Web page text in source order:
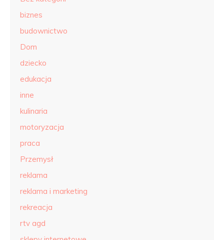
biznes
budownictwo
Dom
dziecko
edukacja
inne
kulinaria
motoryzacja
praca
Przemysł
reklama
reklama i marketing
rekreacja
rtv agd